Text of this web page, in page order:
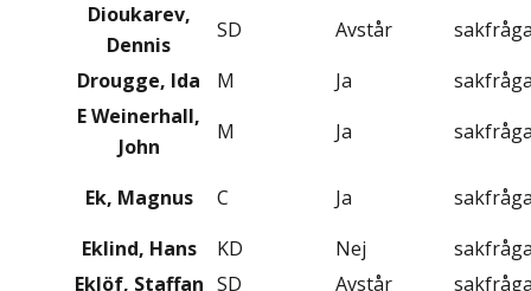
Dioukarev,
Dennis
SD Avstår
Drougge, Ida
M Ja
E Weinerhall,
John
M Ja
Ek, Magnus C Ja
Eklind, Hans
KD Nej
Eklöf, Staffan SD Avstår